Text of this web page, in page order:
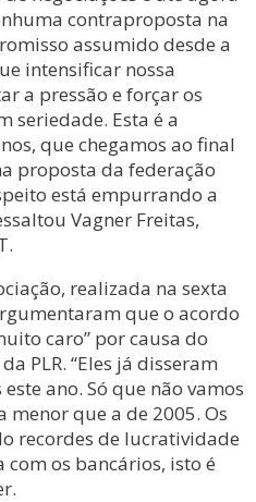
contraproposta na
assumido desde a
intensificar nossa
a pressão e forçar os
seriedade. Esta é a
que chegamos ao final
proposta da federação
está empurrando a
Vagner Freitas,
realizada na sexta
que o acordo
caro” por causa do
PLR. “Eles já disseram
ano. Só que não vamos
que a de 2005. Os
recordes de lucratividade
os bancários, isto é